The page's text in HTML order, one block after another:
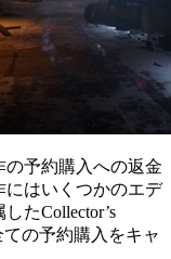
の予約購入への返金
にはいくつかのエデ
たCollector’s
の予約購入をキャ